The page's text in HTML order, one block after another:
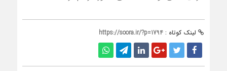
لینک کوتاه : https://soora.ir/?p=1794